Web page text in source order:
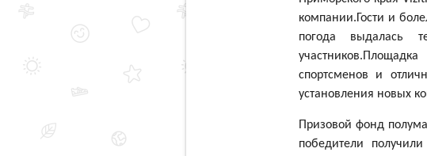
компании.Гости и
погода выдалась
участников.
спортсменов и
установления новых
Призовой фонд
победители